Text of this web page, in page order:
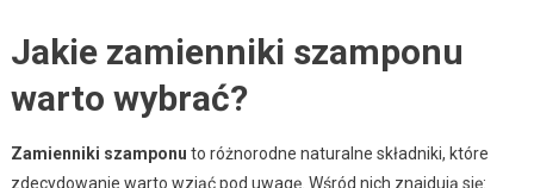
Jakie zamienniki szamponu
warto wybrać?
Zamienniki szamponu to różnorodne naturalne składniki, które
zdecydowanie warto wziąć pod uwagę. Wśród nich znajdują się: